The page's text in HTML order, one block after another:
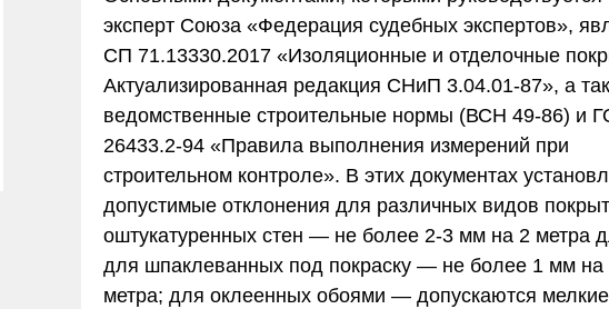
эксперт Союза «Федерация судебных экспертов»,
СП 71.13330.2017 «Изоляционные и отделочные
Актуализированная редакция СНиП 3.04.01-87», а
ведомственные строительные нормы (ВСН 49-86) и
26433.2-94 «Правила выполнения измерений при
строительном контроле». В этих документах
допустимые отклонения для различных видов
оштукатуренных стен — не более 2-3 мм на 2 метра
для шпаклеванных под покраску — не более 1 мм на
метра; для оклеенных обоями — допускаются мелкие